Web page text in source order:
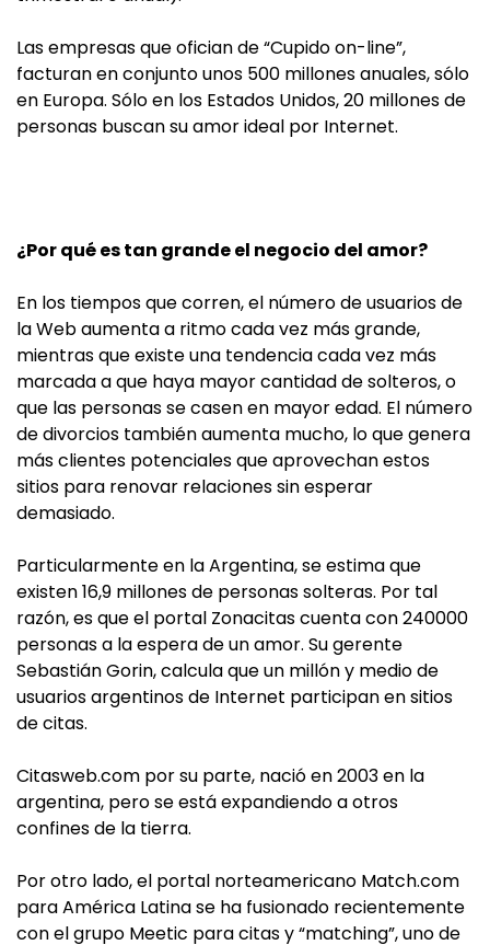
Las empresas que ofician de “Cupido on-line”,
facturan en conjunto unos 500 millones anuales, sólo
en Europa. Sólo en los Estados Unidos, 20 millones de
personas buscan su amor ideal por Internet.
¿Por qué es tan grande el negocio del amor?
En los tiempos que corren, el número de usuarios de
la Web aumenta a ritmo cada vez más grande,
mientras que existe una tendencia cada vez más
marcada a que haya mayor cantidad de solteros, o
que las personas se casen en mayor edad. El número
de divorcios también aumenta mucho, lo que genera
más clientes potenciales que aprovechan estos
sitios para renovar relaciones sin esperar
demasiado.
Particularmente en la Argentina, se estima que
existen 16,9 millones de personas solteras. Por tal
razón, es que el portal Zonacitas cuenta con 240000
personas a la espera de un amor. Su gerente
Sebastián Gorin, calcula que un millón y medio de
usuarios argentinos de Internet participan en sitios
de citas.
Citasweb.com por su parte, nació en 2003 en la
argentina, pero se está expandiendo a otros
confines de la tierra.
Por otro lado, el portal norteamericano Match.com
para América Latina se ha fusionado recientemente
con el grupo Meetic para citas y “matching”, uno de